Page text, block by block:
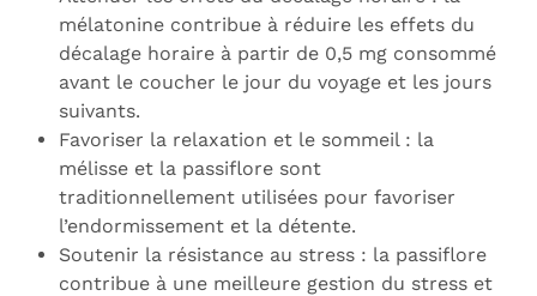
mélatonine contribue à réduire les effets du
décalage horaire à partir de 0,5 mg consommé
avant le coucher le jour du voyage et les jours
suivants.
Favoriser la relaxation et le sommeil : la
mélisse et la passiflore sont
traditionnellement utilisées pour favoriser
l’endormissement et la détente.
Soutenir la résistance au stress : la passiflore
contribue à une meilleure gestion du stress et